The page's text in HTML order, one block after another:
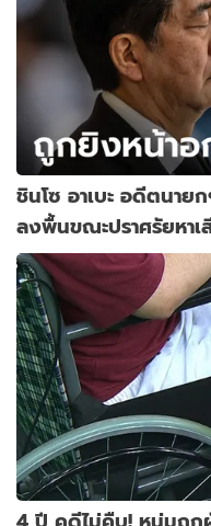
ชินโซ อาเบะ อดีตนา
ลงพื้นขณะปราศรัยหาเ